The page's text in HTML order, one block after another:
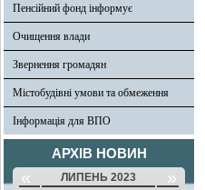
Пенсійний фонд інформує
Очищення влади
Звернення громадян
Містобудівні умови та обмеження
Інформація для ВПО
АРХІВ НОВИН
« ЛИПЕНЬ 2023 »